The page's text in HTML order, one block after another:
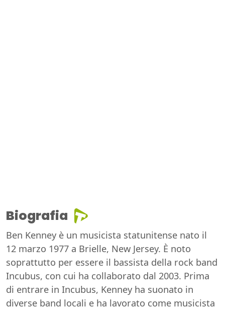
Biografia
Ben Kenney è un musicista statunitense nato il
12 marzo 1977 a Brielle, New Jersey. È noto
soprattutto per essere il bassista della rock band
Incubus, con cui ha collaborato dal 2003. Prima
di entrare in Incubus, Kenney ha suonato in
diverse band locali e ha lavorato come musicista